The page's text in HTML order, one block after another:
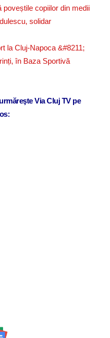
copiilor din medii
solidar
la Cluj-Napoca &#8211;
în Baza Sportivă
Via Cluj TV pe